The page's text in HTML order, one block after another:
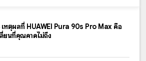
เหตุผลที่ HUAWEI Pura 90s Pro Max คือ
ยนที่คุณคาดไม่ถึง